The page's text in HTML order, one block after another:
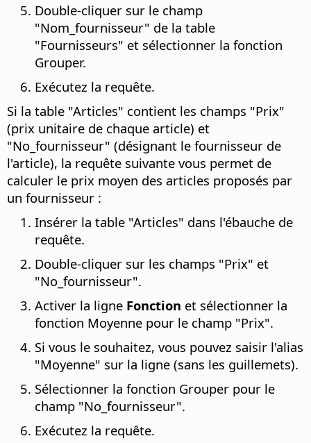
Double-cliquer sur le champ
"Nom_fournisseur" de la table
"Fournisseurs" et sélectionner la fonction
Grouper.
Exécutez la requête.
Si la table "Articles" contient les champs "Prix"
(prix unitaire de chaque article) et
"No_fournisseur" (désignant le fournisseur de
l'article), la requête suivante vous permet de
calculer le prix moyen des articles proposés par
un fournisseur :
Insérer la table "Articles" dans l'ébauche de
requête.
Double-cliquer sur les champs "Prix" et
"No_fournisseur".
Activer la ligne Fonction et sélectionner la
fonction Moyenne pour le champ "Prix".
Si vous le souhaitez, vous pouvez saisir l'alias
"Moyenne" sur la ligne (sans les guillemets).
Sélectionner la fonction Grouper pour le
champ "No_fournisseur".
Exécutez la requête.